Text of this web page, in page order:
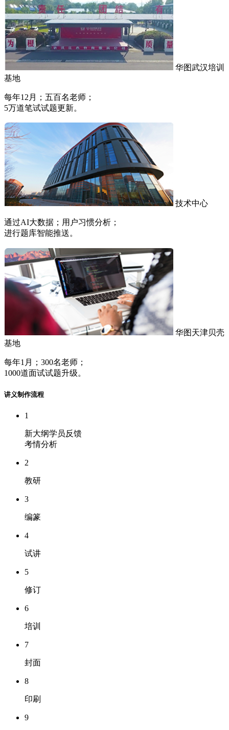
华图武汉培训
基地
每年12月；五百名老师；
5万道笔试试题更新。
技术中心
通过AI大数据；用户习惯分析；
进行题库智能推送。
华图天津贝壳
基地
每年1月；300名老师；
1000道面试试题升级。
讲义制作流程
1
新大纲学员反馈
考情分析
2
教研
3
编篆
4
试讲
5
修订
6
培训
7
封面
8
印刷
9